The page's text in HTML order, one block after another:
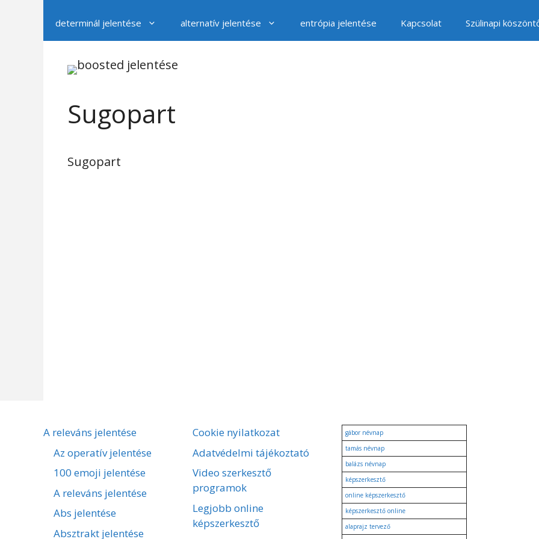
determinál jelentése alternatív jelentése entrópia jelentése Kapcsolat Szülinapi
Sugopart
Sugopart
A releváns jelentése
Az operatív jelentése
100 emoji jelentése
A releváns jelentése
Abs jelentése
Absztrakt jelentése
Cookie nyilatkozat
Adatvédelmi tájékoztató
Video szerkesztő
programok
Legjobb online
képszerkesztő
gábor névnap
tamás névnap
balázs névnap
képszerkesztő
online képszerkesztő
képszerkesztő online
alaprajz tervező